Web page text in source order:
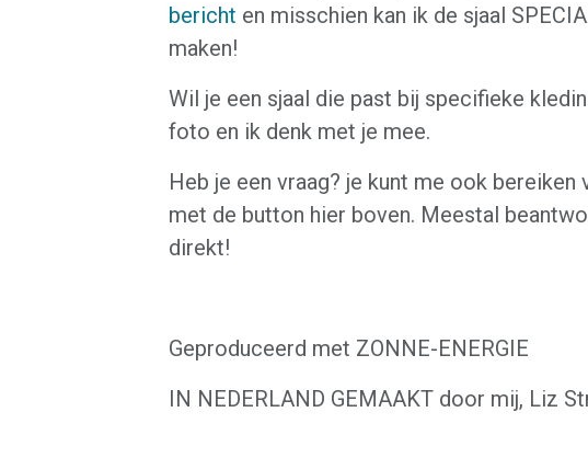
bericht en misschien kan ik de sjaal
maken!
Wil je een sjaal die past bij specifieke
foto en ik denk met je mee.
Heb je een vraag? je kunt me ook bereiken
met de button hier boven. Meestal
direkt!
Geproduceerd met ZONNE-ENERGIE
IN NEDERLAND GEMAAKT door mij, Liz